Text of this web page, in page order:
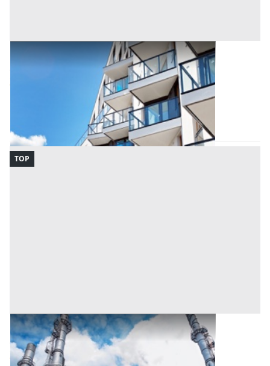
Asta Posto auto in complesso immobiliare
3.800 €
ca7f997b
TOP
Opificio Industriale all'asta a Nuoro
Offerta minima
272.160 € 362.880 €